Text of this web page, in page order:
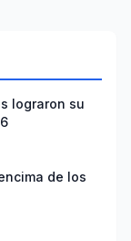
lograron su
de los